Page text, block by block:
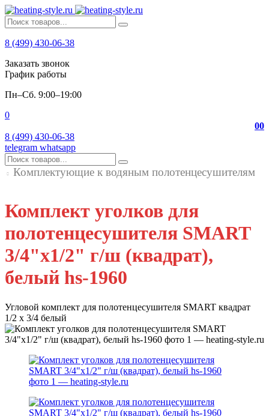
8 (499) 430-06-38
Заказать звонок
График работы
Пн–Сб. 9:00–19:00
0
00
8 (499) 430-06-38
telegram whatsapp
Комплектующие к водяным полотенцесушителям
Комплект уголков для
полотенцесушителя SMART
3/4"х1/2" г/ш (квадрат),
белый hs-1960
Угловой комплект для полотенцесушителя SMART квадрат
1/2 х 3/4 белый